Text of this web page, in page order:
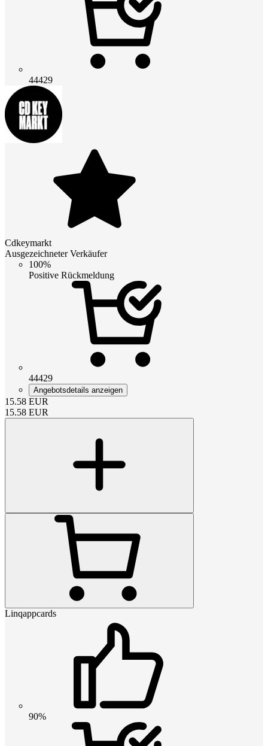
44429
Cdkeymarkt
Ausgezeichneter Verkäufer
100%
Positive Rückmeldung
44429
Angebotsdetails anzeigen
15.58 EUR
15.58 EUR
Linqappcards
90%